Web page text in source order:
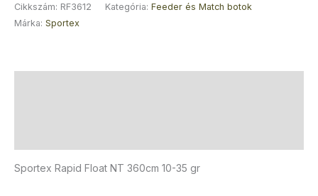
Cikkszám: RF3612 Kategória: Feeder és Match botok
Márka: Sportex
Sportex Rapid Float NT 360cm 10-35 gr